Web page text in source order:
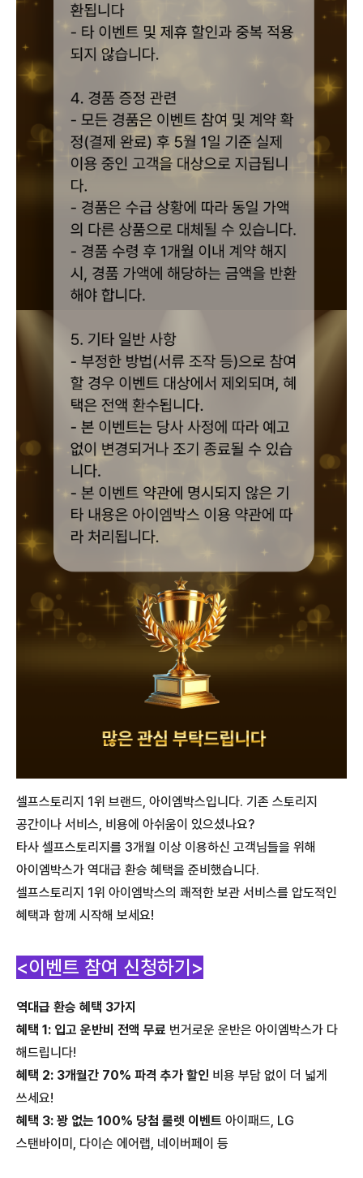
셀프스토리지 1위 브랜드, 아이엠박스입니다. 기존 스토리지
공간이나 서비스, 비용에 아쉬움이 있으셨나요?
타사 셀프스토리지를 3개월 이상 이용하신 고객님들을 위해
아이엠박스가 역대급 환승 혜택을 준비했습니다.
셀프스토리지 1위 아이엠박스의 쾌적한 보관 서비스를 압도적인
혜택과 함께 시작해 보세요!
<이벤트 참여 신청하기>
역대급 환승 혜택 3가지
혜택 1: 입고 운반비 전액 무료 번거로운 운반은 아이엠박스가 다
해드립니다!
혜택 2: 3개월간 70% 파격 추가 할인 비용 부담 없이 더 넓게
쓰세요!
혜택 3: 꽝 없는 100% 당첨 룰렛 이벤트 아이패드, LG
스탠바이미, 다이슨 에어랩, 네이버페이 등